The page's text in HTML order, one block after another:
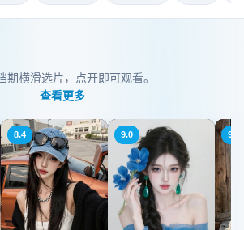
期横滑选片，点开即可观看。
查看更多
8.4 9.0 9.1